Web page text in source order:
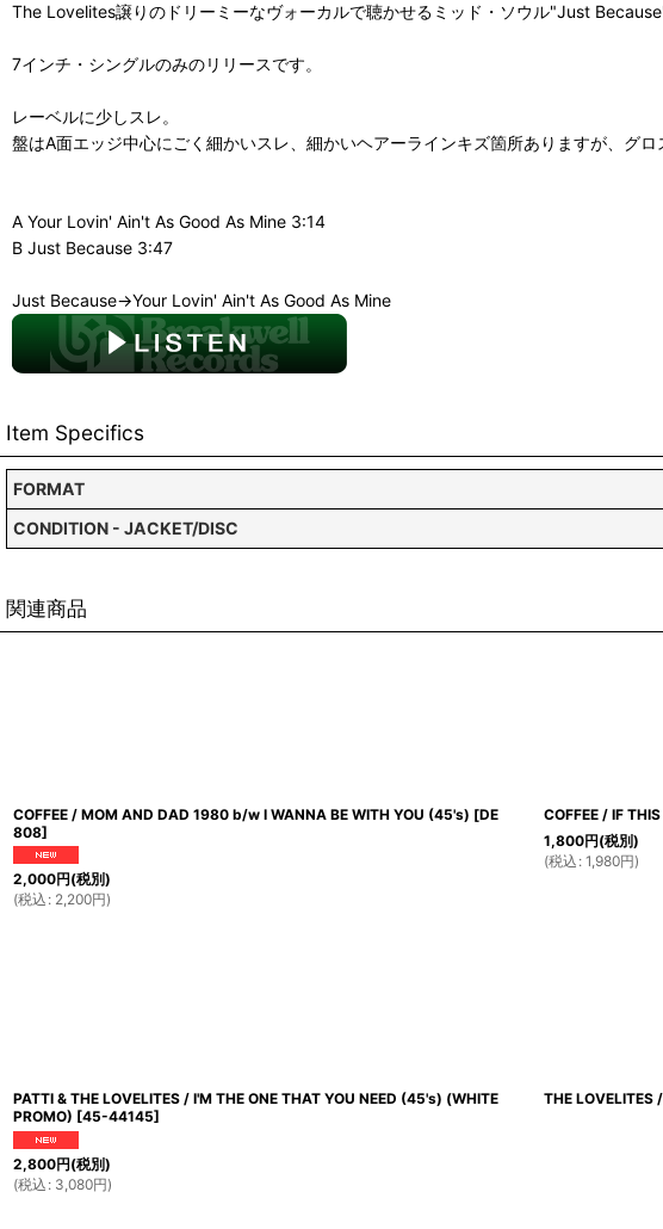
The Lovelites譲りのドリーミーなヴォーカルで聴かせるミッド・ソウル"Just
7インチ・シングルのみのリリースです。
レーベルに少しスレ。
盤はA面エッジ中心にごく細かいスレ、細かいヘアーラインキズ箇所ありますが、グ
A Your Lovin' Ain't As Good As Mine 3:14
B Just Because 3:47
Just Because→Your Lovin' Ain't As Good As Mine
Item Specifics
FORMAT
CONDITION - JACKET/DISC
関連商品
COFFEE / MOM AND DAD 1980 b/w I WANNA BE WITH YOU (45's) [DE
808]
2,000円(税別)
(税込 : 2,200円)
COFFEE / IF
1,800円(税別)
(税込 : 1,980円)
PATTI & THE LOVELITES / I'M THE ONE THAT YOU NEED (45's) (WHITE
PROMO) [45-44145]
2,800円(税別)
(税込 : 3,080円)
THE LOVELITES